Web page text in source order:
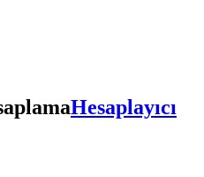
Hesaplayıcı